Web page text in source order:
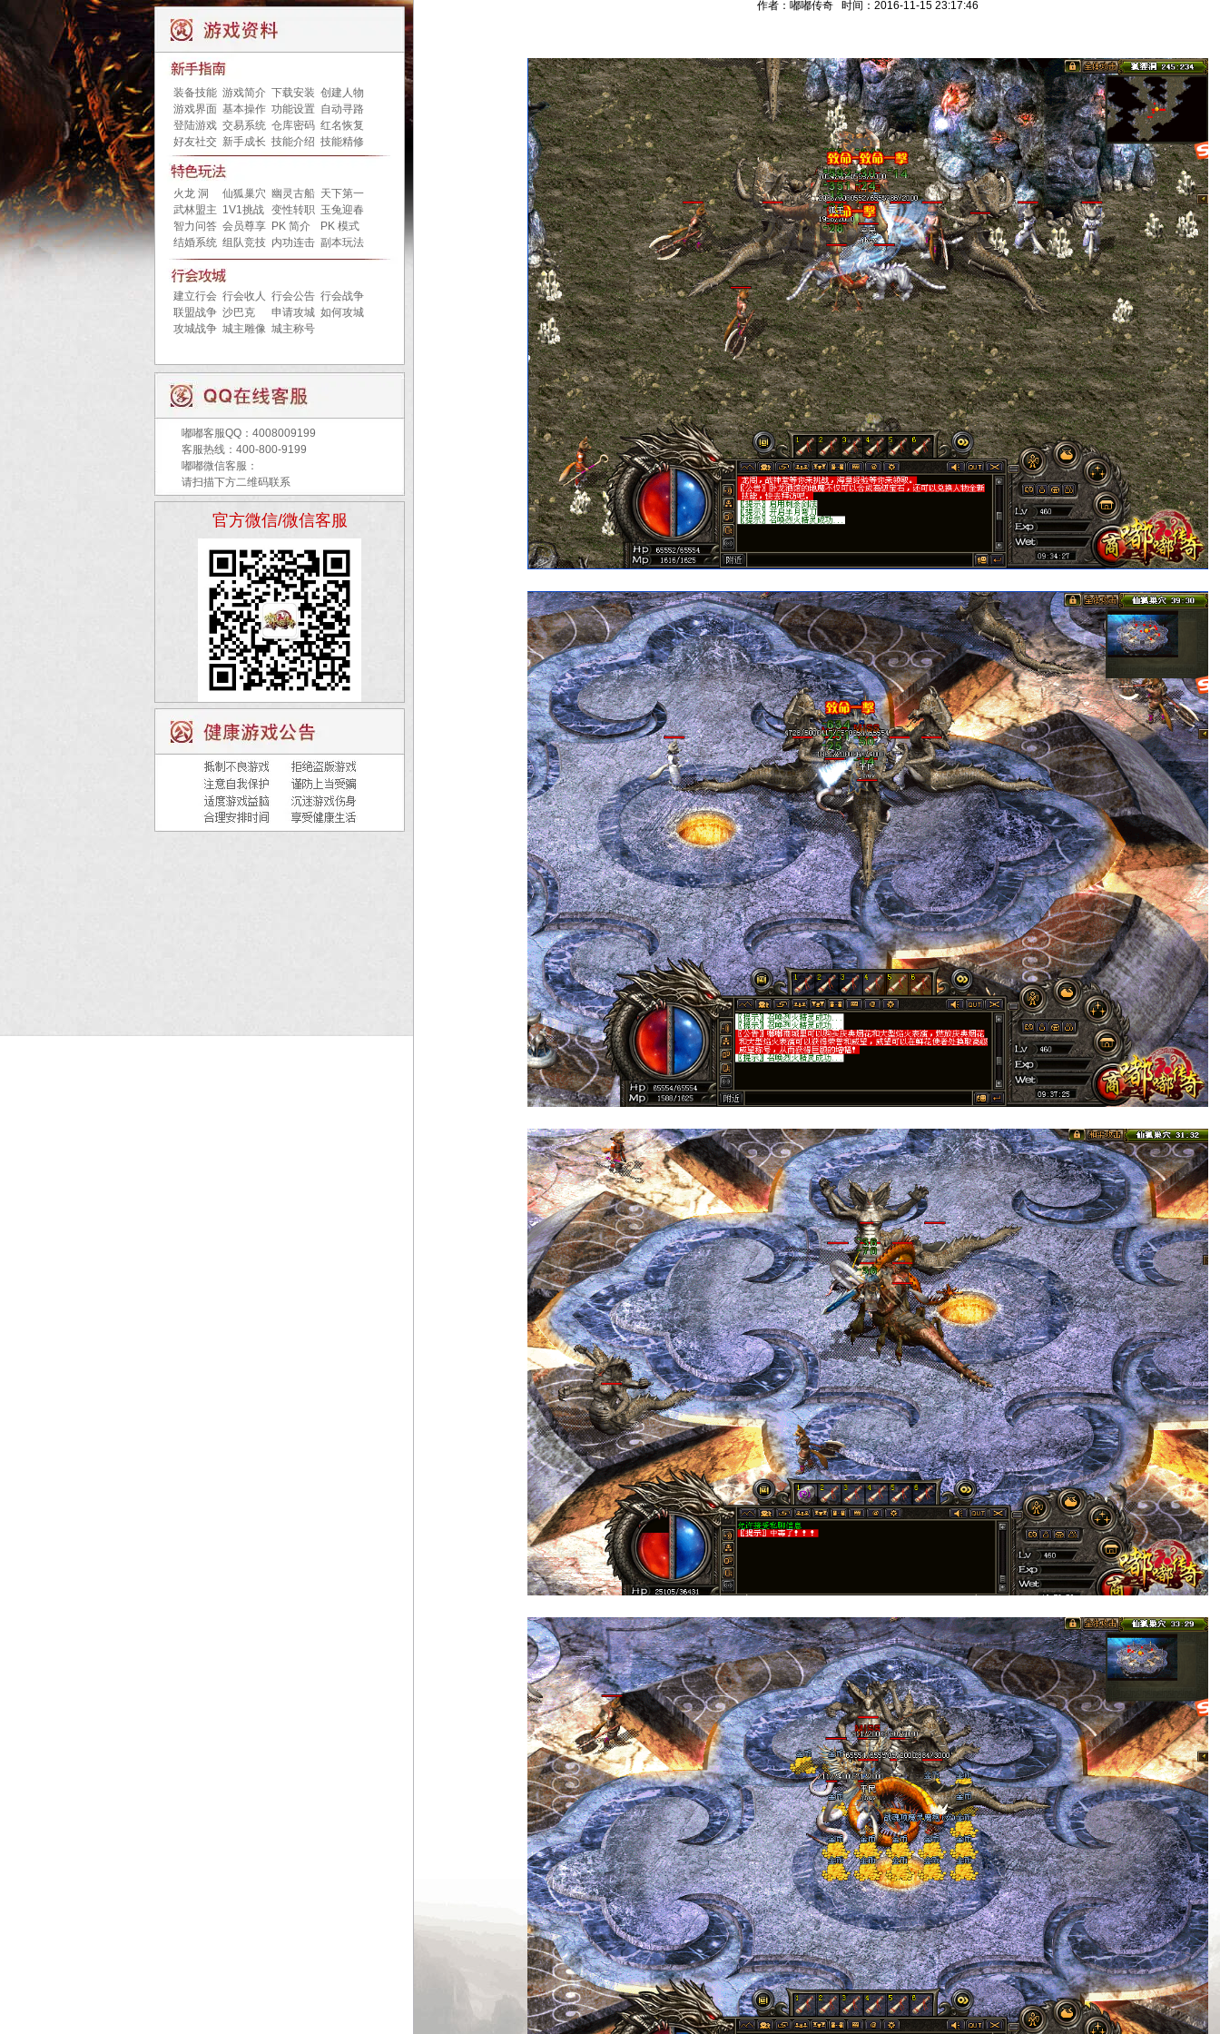
装备技能 游戏简介 下载安装 创建人物
游戏界面 基本操作 功能设置 自动寻路
登陆游戏 交易系统 仓库密码 红名恢复
好友社交 新手成长 技能介绍 技能精修
火龙 洞 仙狐巢穴 幽灵古船 天下第一
武林盟主 1V1挑战 变性转职 玉兔迎春
智力问答 会员尊享 PK 简介
PK 模式
结婚系统 组队竞技 内功连击 副本玩法
建立行会 行会收人 行会公告 行会战争
联盟战争 沙巴克 申请攻城 如何攻城
攻城战争 城主雕像 城主称号
嘟嘟客服QQ： 4008009199
客服热线：400-800-9199
嘟嘟微信客服：
请扫描下方二维码联系
官方微信/微信客服
作者：嘟嘟传奇 时间：2016-11-15 23:17:46